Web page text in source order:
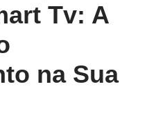
Tv: A
na Sua